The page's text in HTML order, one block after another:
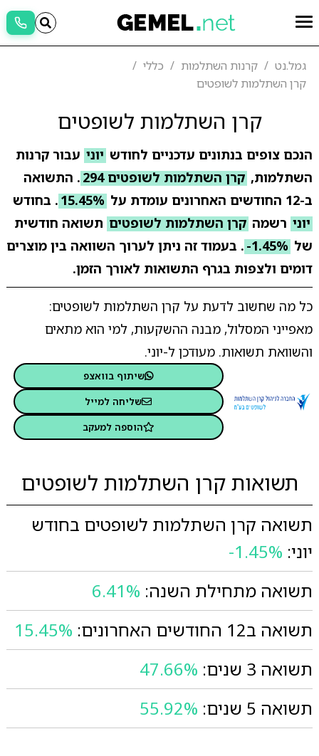
גמל.נט קרנות השתלמות
כללי
קרן השתלמות לשופטים
קרן השתלמות לשופטים
הנכם צופים בנתונים עדכניים לחודש יוני עבור קרנות
השתלמות, קרן השתלמות לשופטים 294
. התשואה
ב-12 החודשים האחרונים עומדת על
15.45% . בחודש
יוני רשמה קרן השתלמות לשופטים תשואה חודשית
של -1.45% . בעמוד זה ניתן לערוך השוואה בין מוצרים
דומים ולצפות בגרף התשואות לאורך הזמן.
כל מה שחשוב לדעת על קרן השתלמות לשופטים:
מאפייני המסלול, מבנה ההשקעות, למי הוא מתאים
והשוואת תשואות. מעודכן ל-יוני.
שיתוף בוואצפ
שליחה למייל
הוספה למעקב
תשואות קרן השתלמות לשופטים
תשואה קרן השתלמות לשופטים בחודש
יוני: -1.45%
תשואה מתחילת השנה: 6.41%
תשואה ב12 החודשים האחרונים:
15.45%
תשואה 3 שנים:
47.66%
תשואה 5 שנים:
55.92%